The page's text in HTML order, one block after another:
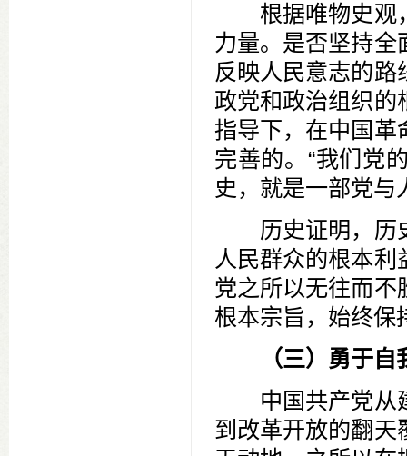
根据唯物史观，
力量。是否坚持全
反映人民意志的路
政党和政治组织的
指导下，在中国革
完善的。“我们党
史，就是一部党与
历史证明，历史
人民群众的根本
党之所以无往而不
根本宗旨，始终保
（三）勇于
中国共产党从建
到改革开放的翻天